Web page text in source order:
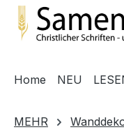
Hauptinhalt
Zur Suche springen
Zur
Home NEU
MEHR